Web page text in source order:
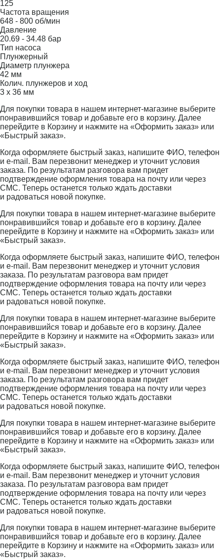
125
Частота вращения
648 - 800 об/мин
Давление
20.69 - 34.48 бар
Тип насоса
Плунжерный
Диаметр плунжера
42 мм
Колич. плунжеров и ход
3 х 36 мм
Для покупки товара в нашем интернет-магазине выберите
понравившийся товар и добавьте его в корзину. Далее
перейдите в Корзину и нажмите на «Оформить заказ» или
«Быстрый заказ».
Когда оформляете быстрый заказ, напишите ФИО, телефон
и e-mail. Вам перезвонит менеджер и уточнит условия
заказа. По результатам разговора вам придет
подтверждение оформления товара на почту или через
СМС. Теперь останется только ждать доставки
и радоваться новой покупке.
Для покупки товара в нашем интернет-магазине выберите
понравившийся товар и добавьте его в корзину. Далее
перейдите в Корзину и нажмите на «Оформить заказ» или
«Быстрый заказ».
Когда оформляете быстрый заказ, напишите ФИО, телефон
и e-mail. Вам перезвонит менеджер и уточнит условия
заказа. По результатам разговора вам придет
подтверждение оформления товара на почту или через
СМС. Теперь останется только ждать доставки
и радоваться новой покупке.
Для покупки товара в нашем интернет-магазине выберите
понравившийся товар и добавьте его в корзину. Далее
перейдите в Корзину и нажмите на «Оформить заказ» или
«Быстрый заказ».
Когда оформляете быстрый заказ, напишите ФИО, телефон
и e-mail. Вам перезвонит менеджер и уточнит условия
заказа. По результатам разговора вам придет
подтверждение оформления товара на почту или через
СМС. Теперь останется только ждать доставки
и радоваться новой покупке.
Для покупки товара в нашем интернет-магазине выберите
понравившийся товар и добавьте его в корзину. Далее
перейдите в Корзину и нажмите на «Оформить заказ» или
«Быстрый заказ».
Когда оформляете быстрый заказ, напишите ФИО, телефон
и e-mail. Вам перезвонит менеджер и уточнит условия
заказа. По результатам разговора вам придет
подтверждение оформления товара на почту или через
СМС. Теперь останется только ждать доставки
и радоваться новой покупке.
Для покупки товара в нашем интернет-магазине выберите
понравившийся товар и добавьте его в корзину. Далее
перейдите в Корзину и нажмите на «Оформить заказ» или
«Быстрый заказ».